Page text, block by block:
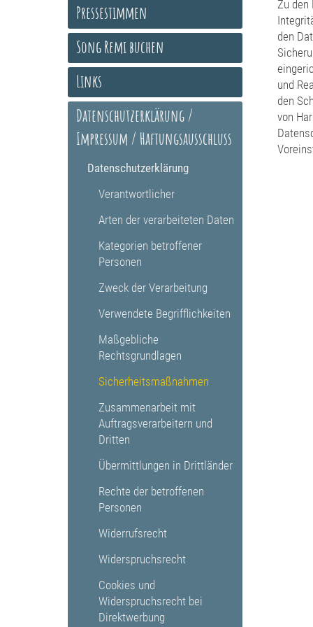
Zu den
den
und
den
von
Pressestimmen
Song Remi buchen
Links
Datenschutzerklärung /
Impressum / Haftungsausschluss
Datenschutzerklärung
Verantwortlicher
Arten der verarbeiteten Daten
Kategorien betroffener
Personen
Zweck der Verarbeitung
Verwendete Begrifflichkeiten
Maßgebliche
Rechtsgrundlagen
Sicherheitsmaßnahmen
Zusammenarbeit mit
Auftragsverarbeitern und
Dritten
Übermittlungen in Drittländer
Rechte der betroffenen
Personen
Widerrufsrecht
Widerspruchsrecht
Cookies und
Widerspruchsrecht bei
Direktwerbung